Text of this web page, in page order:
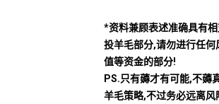
*资料兼顾表述准确具有
投羊毛部分,请勿进行任
值等资金的部分!
PS.只有薅才有可能,不薅
羊毛策略,不过务必远离